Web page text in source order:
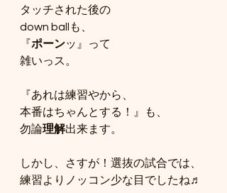
タッチされた後の
down ballも、
『 ポーンッ』って
雑いっス。
『あれは練習やから、
本番はちゃんとする！』も、
勿論理解出来ます。
しかし、さすが！選抜の試合では、
練習よりノッコン少な目でしたね♬